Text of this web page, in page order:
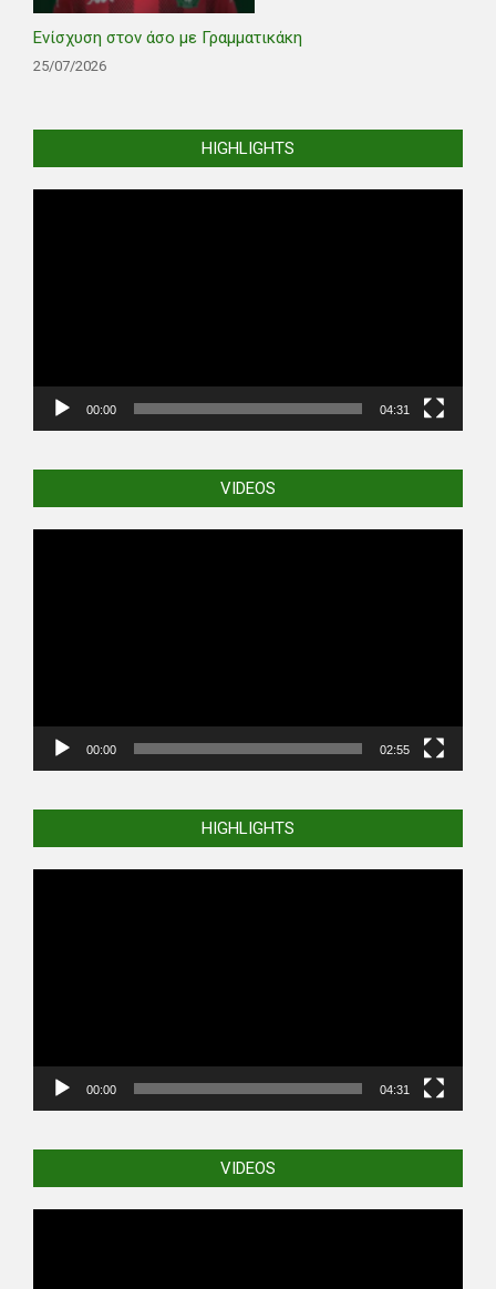
Ενίσχυση στον άσο με Γραμματικάκη
25/07/2026
HIGHLIGHTS
00:00 04:31
VIDEOS
00:00 02:55
HIGHLIGHTS
00:00 04:31
VIDEOS